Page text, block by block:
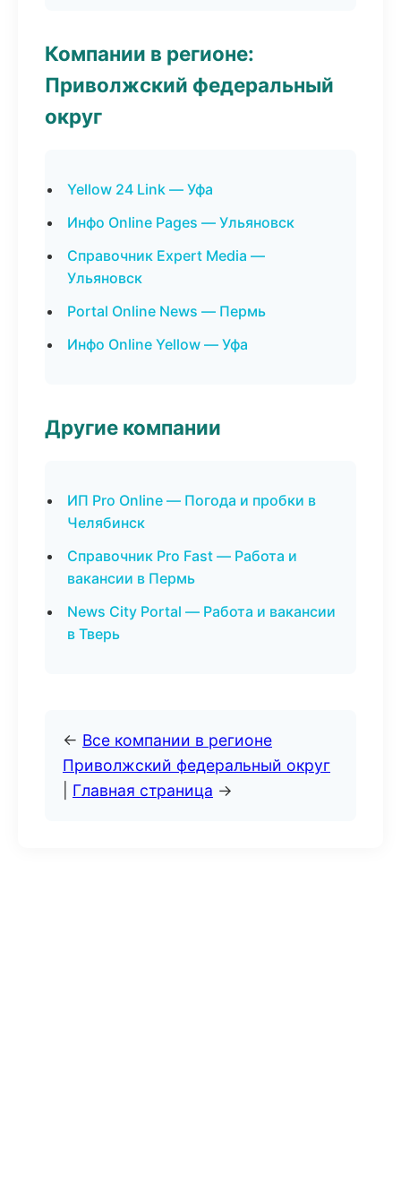
Компании в регионе:
Приволжский федеральный
округ
Yellow 24 Link — Уфа
Инфо Online Pages — Ульяновск
Справочник Expert Media —
Ульяновск
Portal Online News — Пермь
Инфо Online Yellow — Уфа
Другие компании
ИП Pro Online — Погода и пробки в
Челябинск
Справочник Pro Fast — Работа и
вакансии в Пермь
News City Portal — Работа и вакансии
в Тверь
← Все компании в регионе
Приволжский федеральный округ
Главная страница →